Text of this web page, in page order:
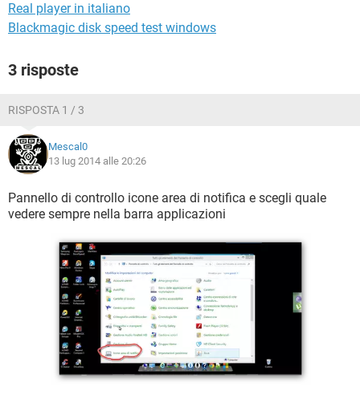
Real player in italiano
Blackmagic disk speed test windows
3 risposte
RISPOSTA 1 / 3
Mescal0
13 lug 2014 alle 20:26
Pannello di controllo icone area di notifica e scegli quale
vedere sempre nella barra applicazioni